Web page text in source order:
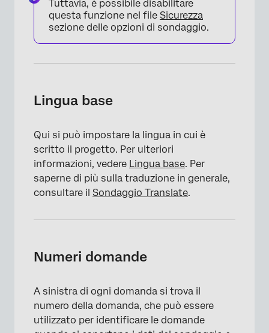
Tuttavia, è possibile disabilitare
questa funzione nel file Sicurezza
sezione delle opzioni di sondaggio.
Lingua base
Qui si può impostare la lingua in cui è
scritto il progetto. Per ulteriori
informazioni, vedere Lingua base. Per
saperne di più sulla traduzione in generale,
consultare il Sondaggio Translate.
Numeri domande
A sinistra di ogni domanda si trova il
numero della domanda, che può essere
utilizzato per identificare le domande